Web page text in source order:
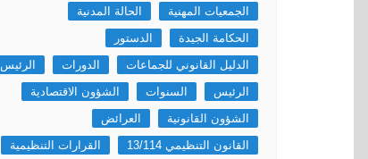
الجمعيات المهنية
الحالة المدنية
الحكامة الجيدة
الدستور
الدليل القانوني للجماعات
الدورات
الرئيس
الرئيس
السنوات
الشؤون الاقتصادية
الشؤون القانونية
العرائض
القانون التنظيمي 13/114
القرارات التنظيمية